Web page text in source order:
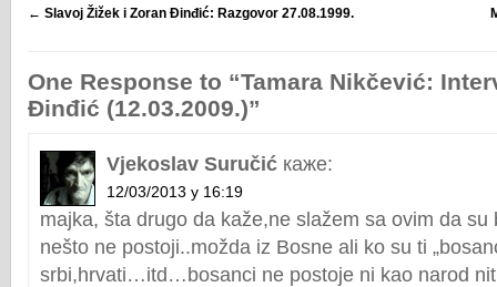
← Slavoj Žižek i Zoran Đinđić: Razgovor 27.08.1999.
One Response to “Tamara Nikčević:
Đinđić (12.03.2009.)”
Vjekoslav Suručić каже:
12/03/2013 у 16:19
majka, šta drugo da kaže,ne slažem sa ovim da su
nešto ne postoji..možda iz Bosne ali ko su ti
srbi,hrvati…itd…bosanci ne postoje ni kao narod